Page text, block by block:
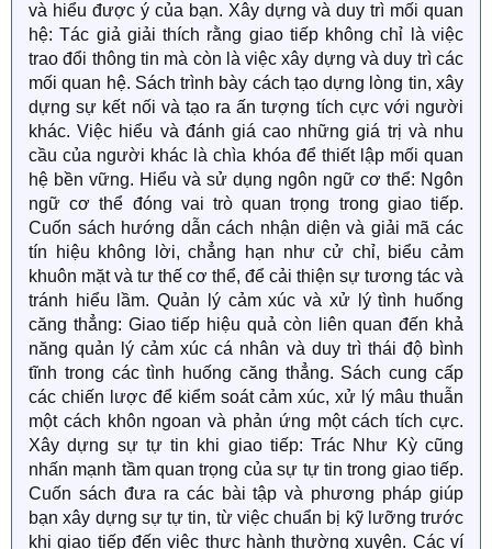
và hiểu được ý của bạn. Xây dựng và duy trì mối quan
hệ: Tác giả giải thích rằng giao tiếp không chỉ là việc
trao đổi thông tin mà còn là việc xây dựng và duy trì các
mối quan hệ. Sách trình bày cách tạo dựng lòng tin, xây
dựng sự kết nối và tạo ra ấn tượng tích cực với người
khác. Việc hiểu và đánh giá cao những giá trị và nhu
cầu của người khác là chìa khóa để thiết lập mối quan
hệ bền vững. Hiểu và sử dụng ngôn ngữ cơ thể: Ngôn
ngữ cơ thể đóng vai trò quan trọng trong giao tiếp.
Cuốn sách hướng dẫn cách nhận diện và giải mã các
tín hiệu không lời, chẳng hạn như cử chỉ, biểu cảm
khuôn mặt và tư thế cơ thể, để cải thiện sự tương tác và
tránh hiểu lầm. Quản lý cảm xúc và xử lý tình huống
căng thẳng: Giao tiếp hiệu quả còn liên quan đến khả
năng quản lý cảm xúc cá nhân và duy trì thái độ bình
tĩnh trong các tình huống căng thẳng. Sách cung cấp
các chiến lược để kiểm soát cảm xúc, xử lý mâu thuẫn
một cách khôn ngoan và phản ứng một cách tích cực.
Xây dựng sự tự tin khi giao tiếp: Trác Như Kỳ cũng
nhấn mạnh tầm quan trọng của sự tự tin trong giao tiếp.
Cuốn sách đưa ra các bài tập và phương pháp giúp
bạn xây dựng sự tự tin, từ việc chuẩn bị kỹ lưỡng trước
khi giao tiếp đến việc thực hành thường xuyên. Các ví